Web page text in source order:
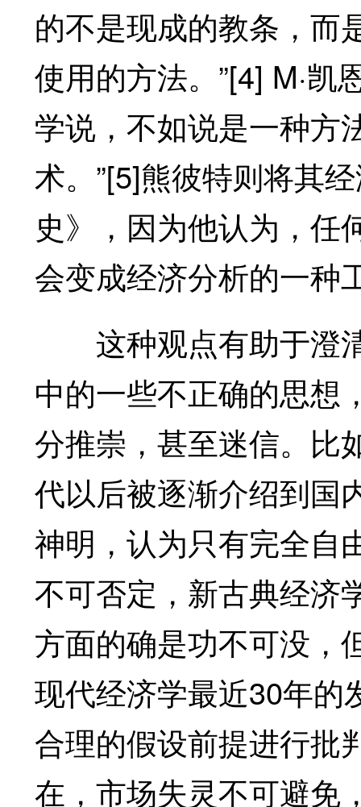
的不是现成的教条，而
使用的方法。”[4] M·凯
学说，不如说是一种方
术。”[5]熊彼特则将其
史》，因为他认为，任
会变成经济分析的一种
这种观点有助于澄
中的一些不正确的思想
分推崇，甚至迷信。比
代以后被逐渐介绍到国
神明，认为只有完全自
不可否定，新古典经济
方面的确是功不可没，
现代经济学最近30年的
合理的假设前提进行批
在，市场失灵不可避免